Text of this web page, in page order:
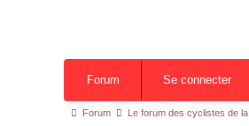
Forum Se connecter
Forum Le forum des cyclistes de